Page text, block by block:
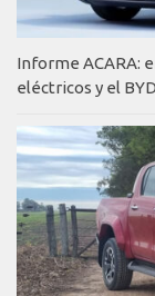
Informe ACARA:
eléctricos y el